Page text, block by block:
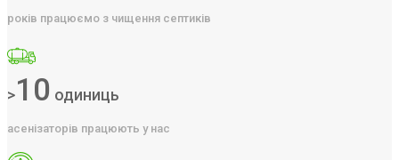
років працюємо з чищення септиків
>10 одиниць
асенізаторів працюють у нас